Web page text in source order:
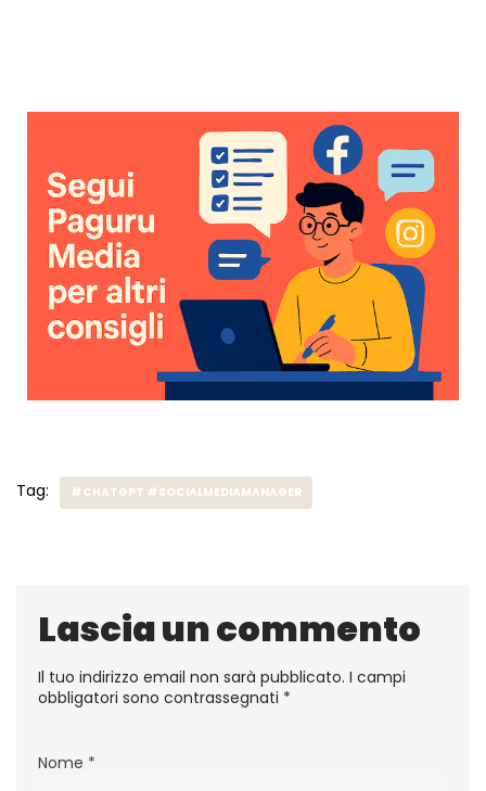
Tag: #CHATGPT #SOCIALMEDIAMANAGER
Lascia un commento
Il tuo indirizzo email non sarà pubblicato. I campi
obbligatori sono contrassegnati *
Nome *